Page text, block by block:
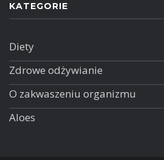
KATEGORIE
Diety
Zdrowe odżywianie
O zakwaszeniu organizmu
Aloes